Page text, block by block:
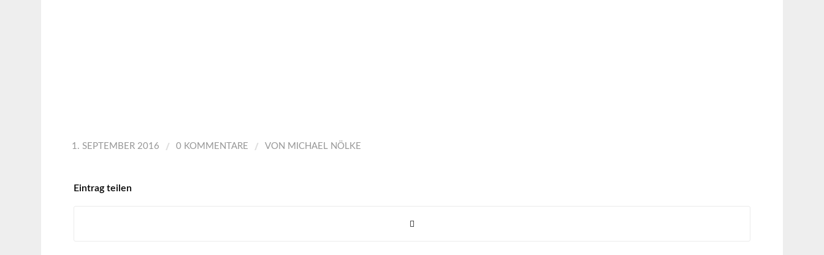
1. SEPTEMBER 2016 / 0 KOMMENTARE / VON MICHAEL NÖLKE
Eintrag teilen